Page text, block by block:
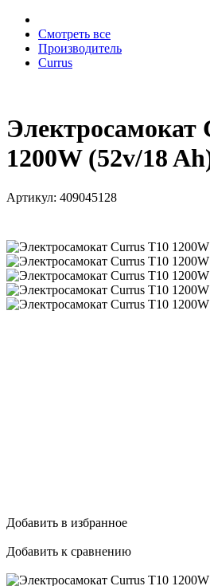
Смотреть все
Производитель
Currus
Электросамокат
1200W (52v/18
Артикул: 409045128
Добавить в избранное
Добавить к сравнению